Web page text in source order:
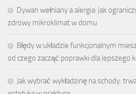
Dywan wełniany a alergia: jak
zdrowy mikroklimat w domu
Błędy w układzie funkcjonalnym
od czego zacząć poprawki dla lepszego
Jak wybrać wykładzinę na schody: